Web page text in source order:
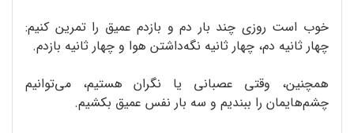
خوب است روزی چند بار دم و بازدم عمیق را تمرین کنیم:
چهار ثانیه دم، چهار ثانیه نگه‌داشتن هوا و چهار ثانیه بازدم.
همچنین، وقتی عصبانی یا نگران هستیم، می‌توانیم
چشم‌هایمان را ببندیم و سه بار نفس عمیق بکشیم.